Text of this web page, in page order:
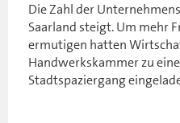
Die Zahl der
Saarland steigt. Um mehr
ermutigen hatten
Handwerkskammer zu
Stadtspaziergang